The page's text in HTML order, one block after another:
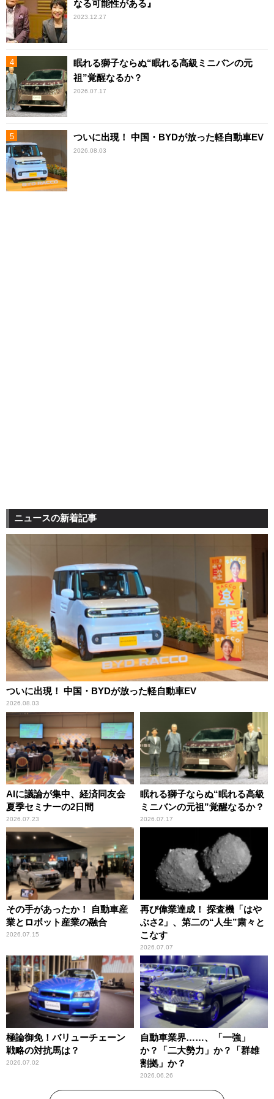
なる可能性がある』
2023.12.27
眠れる獅子ならぬ“眠れる高級ミニバンの元
祖”覚醒なるか？
2026.07.17
ついに出現！ 中国・BYDが放った軽自動車EV
2026.08.03
ニュースの新着記事
ついに出現！ 中国・BYDが放った軽自動車EV
2026.08.03
AIに議論が集中、経済同友会
夏季セミナーの2日間
2026.07.23
眠れる獅子ならぬ“眠れる高級
ミニバンの元祖”覚醒なるか？
2026.07.17
その手があったか！ 自動車産
業とロボット産業の融合
2026.07.15
再び偉業達成！ 探査機「はや
ぶさ2」、第二の“人生”粛々と
こなす
2026.07.07
極論御免！バリューチェーン
戦略の対抗馬は？
2026.07.02
自動車業界……、「一強」
か？「二大勢力」か？「群雄
割拠」か？
2026.06.26